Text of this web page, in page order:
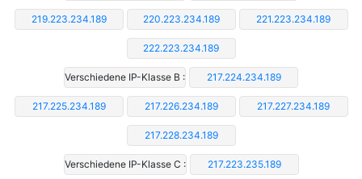
219.223.234.189 220.223.234.189 221.223.234.189
222.223.234.189
Verschiedene IP-Klasse B : 217.224.234.189
217.225.234.189 217.226.234.189 217.227.234.189
217.228.234.189
Verschiedene IP-Klasse C : 217.223.235.189